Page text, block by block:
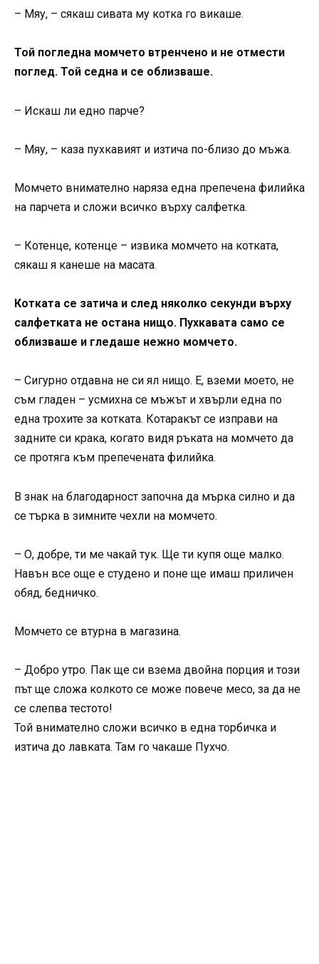
– Мяу, – сякаш сивата му котка го викаше.
Той погледна момчето втренчено и не отмести
поглед. Той седна и се облизваше.
– Искаш ли едно парче?
– Мяу, – каза пухкавият и изтича по-близо до мъжа.
Момчето внимателно наряза една препечена филийка
на парчета и сложи всичко върху салфетка.
– Котенце, котенце – извика момчето на котката,
сякаш я канеше на масата.
Котката се затича и след няколко секунди върху
салфетката не остана нищо. Пухкавата само се
облизваше и гледаше нежно момчето.
– Сигурно отдавна не си ял нищо. Е, вземи моето, не
съм гладен – усмихна се мъжът и хвърли една по
една трохите за котката. Котаракът се изправи на
задните си крака, когато видя ръката на момчето да
се протяга към препечената филийка.
В знак на благодарност започна да мърка силно и да
се търка в зимните чехли на момчето.
– О, добре, ти ме чакай тук. Ще ти купя още малко.
Навън все още е студено и поне ще имаш приличен
обяд, бедничко.
Момчето се втурна в магазина.
– Добро утро. Пак ще си взема двойна порция и този
път ще сложа колкото се може повече месо, за да не
се слепва тестото!
Той внимателно сложи всичко в една торбичка и
изтича до лавката. Там го чакаше Пухчо.